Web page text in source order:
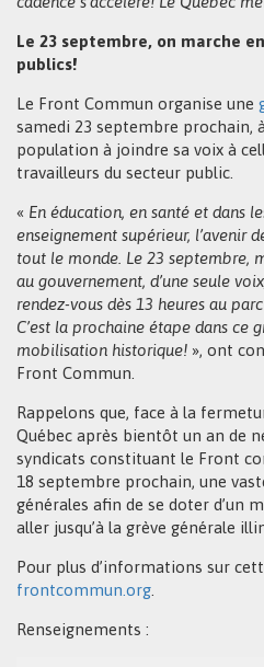
Le 23 septembre, on marche
publics!
Le Front Commun organise une
samedi 23 septembre prochain,
population à joindre sa voix à
travailleurs du secteur public.
« En éducation, en santé et dans
enseignement supérieur, l’avenir
tout le monde. Le 23 septembre,
au gouvernement, d’une seule
rendez-vous dès 13 heures au
C’est la prochaine étape dans ce
mobilisation historique! », ont
Front Commun.
Rappelons que, face à la
Québec après bientôt un an de
syndicats constituant le Front
18 septembre prochain, une
générales afin de se doter d’un
aller jusqu’à la grève générale
Pour plus d’informations sur
frontcommun.org
Renseignements :